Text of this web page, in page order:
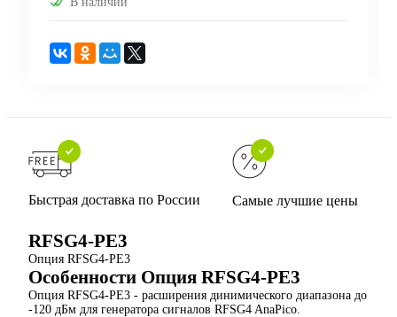
Быстрая доставка по России Самые лучшие цены
RFSG4-PE3
Опция RFSG4-PE3
Особенности Опция RFSG4-PE3
Опция RFSG4-PE3 - расширения динимического диапазона до
-120 дБм для генератора сигналов RFSG4 AnaPico.